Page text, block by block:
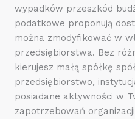
wypadków przeszkód
podatkowe proponują
można zmodyfikować w
przedsiębiorstwa. Bez
kierujesz małą spółkę
przedsiębiorstwo,
posiadane aktywności w
zapotrzebowań